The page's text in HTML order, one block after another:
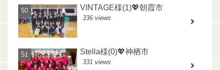
VINTAGE様(1)💖朝霞市
336 views
Stella様(0)💖神栖市
331 views